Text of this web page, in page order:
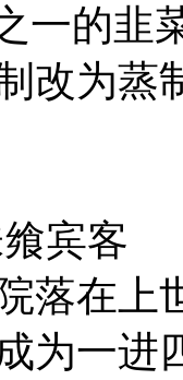
一的韭
改为蒸
宾客
落在上
为一进